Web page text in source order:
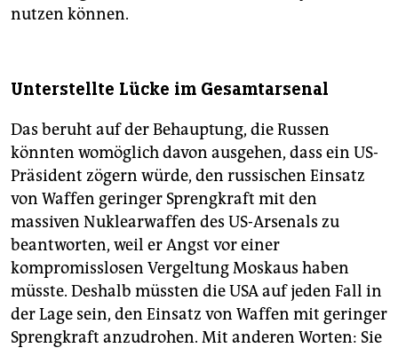
nutzen können.
Unterstellte Lücke im Gesamtarsenal
Das beruht auf der Behauptung, die Russen
könnten womöglich davon ausgehen, dass ein US-
Präsident zögern würde, den russischen Einsatz
von Waffen geringer Sprengkraft mit den
massiven Nuklearwaffen des US-Arsenals zu
beantworten, weil er Angst vor einer
kompromisslosen Vergeltung Moskaus haben
müsste. Deshalb müssten die USA auf jeden Fall in
der Lage sein, den Einsatz von Waffen mit geringer
Sprengkraft anzudrohen. Mit anderen Worten: Sie